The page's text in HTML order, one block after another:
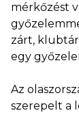
mérkőzést
zárt,
egy
Az
szerepelt a